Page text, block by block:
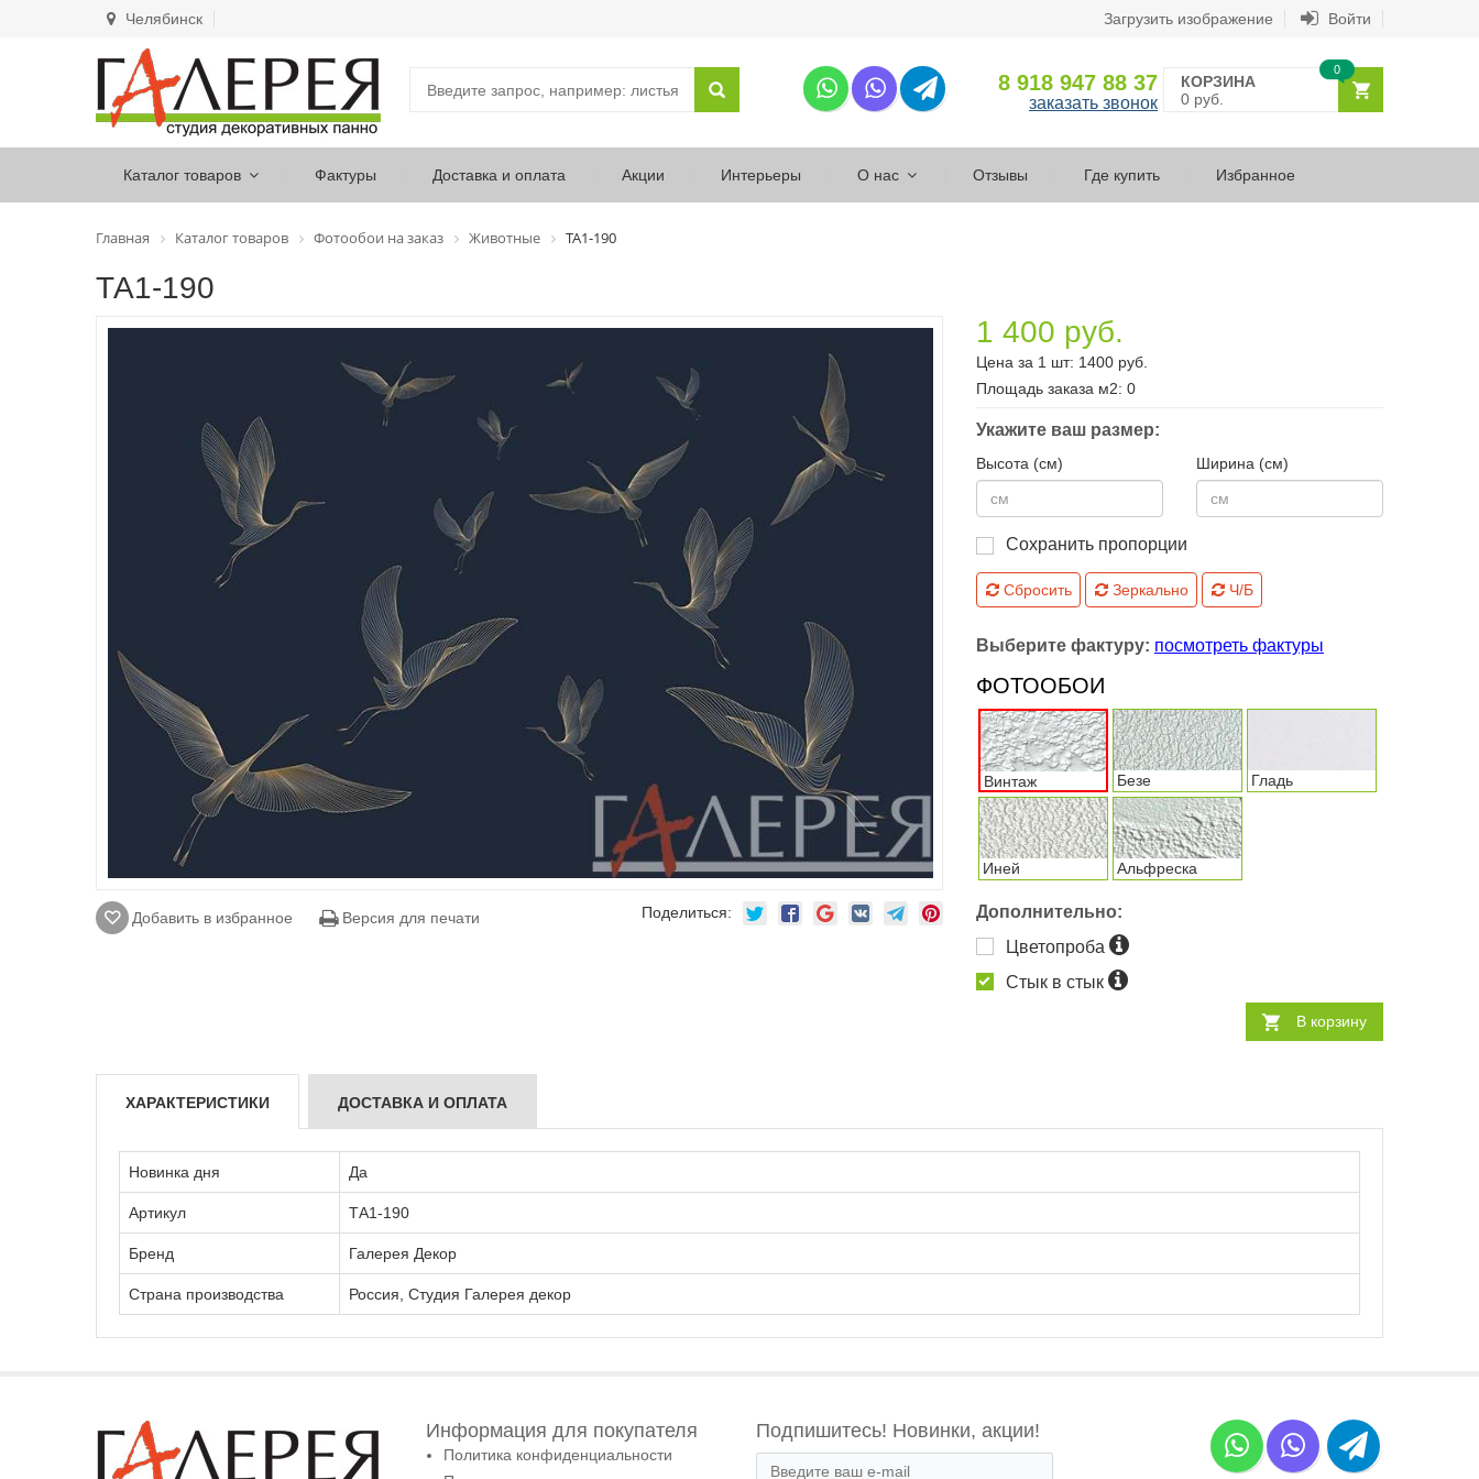
Челябинск Загрузить изображение Войти
8 918 947 88 37
заказать звонок
КОРЗИНА
0 руб.
0
Каталог товаров Фактуры Доставка и оплата Акции Интерьеры О нас Отзывы Где купить Избранное
Главная Каталог товаров Фотообои на заказ Животные ТА1-190
ТА1-190
Добавить в избранное Версия для печати Поделиться:
1 400 руб.
Цена за 1 шт: 1400 руб.
Площадь заказа м2: 0
Укажите ваш размер:
Высота (см) Ширина (см)
Сохранить пропорции
Сбросить Зеркально Ч/Б
Выберите фактуру: посмотреть фактуры
ФОТООБОИ
Винтаж Безе Гладь
Иней Альфреска
Дополнительно:
Цветопроба
Стык в стык
В корзину
ХАРАКТЕРИСТИКИ ДОСТАВКА И ОПЛАТА
Новинка дня Да
Артикул ТА1-190
Бренд Галерея Декор
Страна производства Россия, Студия Галерея декор
Информация для покупателя
Политика конфиденциальности
Подпишитесь! Новинки, акции!